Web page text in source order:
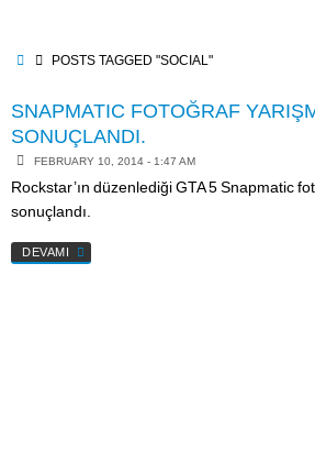
contentHOMEPOSTS TAGGED "SOCIAL"
SNAPMATIC FOTOĞRAF
SONUÇLANDI.
FEBRUARY 10, 2014 - 1:47 AM
Rockstar’ın düzenlediği GTA 5 Snapmatic
sonuçlandı.
DEVAMI